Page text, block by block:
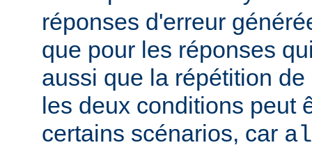
réponses d'erreur
que pour les réponses
aussi que la répétition
les deux conditions peut
certains scénarios, car